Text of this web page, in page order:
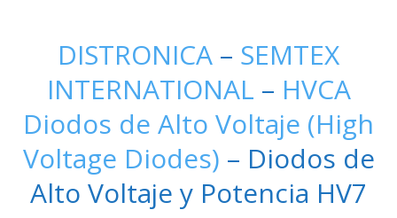
DISTRONICA – SEMTEX
INTERNATIONAL – HVCA
Diodos de Alto Voltaje (High
Voltage Diodes) – Diodos de
Alto Voltaje y Potencia HV7